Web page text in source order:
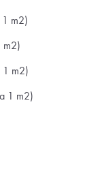
m2)
m2)
1 m2)
1 m2)